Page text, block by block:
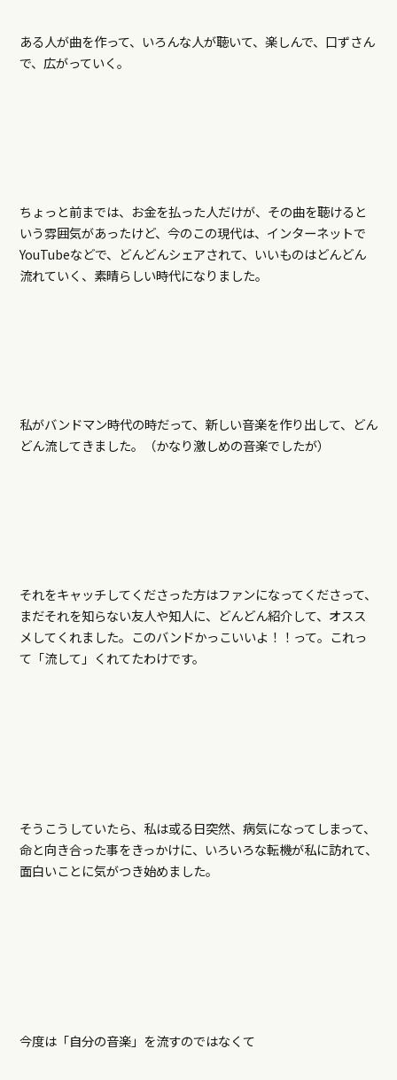
ある人が曲を作って、いろんな人が聴いて、楽しんで、口ずさん
で、広がっていく。
ちょっと前までは、お金を払った人だけが、その曲を聴けると
いう雰囲気があったけど、今のこの現代は、インターネットで
YouTubeなどで、どんどんシェアされて、いいものはどんどん
流れていく、素晴らしい時代になりました。
私がバンドマン時代の時だって、新しい音楽を作り出して、どん
どん流してきました。（かなり激しめの音楽でしたが）
それをキャッチしてくださった方はファンになってくださって、
まだそれを知らない友人や知人に、どんどん紹介して、オスス
メしてくれました。このバンドかっこいいよ！！って。これっ
て「流して」くれてたわけです。
そうこうしていたら、私は或る日突然、病気になってしまって、
命と向き合った事をきっかけに、いろいろな転機が私に訪れて、
面白いことに気がつき始めました。
今度は「自分の音楽」を流すのではなくて